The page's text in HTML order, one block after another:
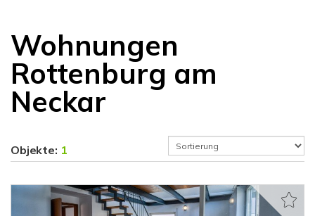
Wohnungen
Rottenburg am
Neckar
Objekte: 1